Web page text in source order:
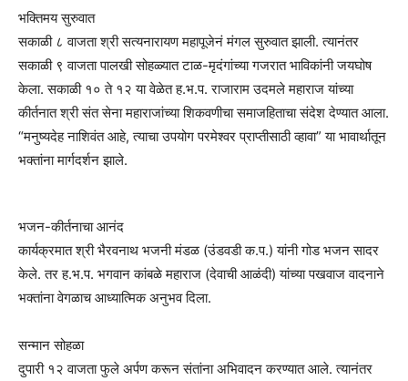
भक्तिमय सुरुवात
सकाळी ८ वाजता श्री सत्यनारायण महापूजेनं मंगल सुरुवात झाली. त्यानंतर
सकाळी ९ वाजता पालखी सोहळ्यात टाळ-मृदंगांच्या गजरात भाविकांनी जयघोष
केला. सकाळी १० ते १२ या वेळेत ह.भ.प. राजाराम उदमले महाराज यांच्या
कीर्तनात श्री संत सेना महाराजांच्या शिकवणीचा समाजहिताचा संदेश देण्यात आला.
“मनुष्यदेह नाशिवंत आहे, त्याचा उपयोग परमेश्वर प्राप्तीसाठी व्हावा” या भावार्थातून
भक्तांना मार्गदर्शन झाले.
भजन-कीर्तनाचा आनंद
कार्यक्रमात श्री भैरवनाथ भजनी मंडळ (उंडवडी क.प.) यांनी गोड भजन सादर
केले. तर ह.भ.प. भगवान कांबळे महाराज (देवाची आळंदी) यांच्या पखवाज वादनाने
भक्तांना वेगळाच आध्यात्मिक अनुभव दिला.
सन्मान सोहळा
दुपारी १२ वाजता फुले अर्पण करून संतांना अभिवादन करण्यात आले. त्यानंतर